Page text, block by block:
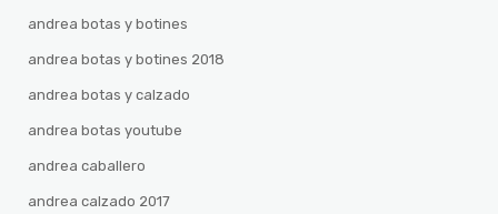
andrea botas y botines
andrea botas y botines 2018
andrea botas y calzado
andrea botas youtube
andrea caballero
andrea calzado 2017